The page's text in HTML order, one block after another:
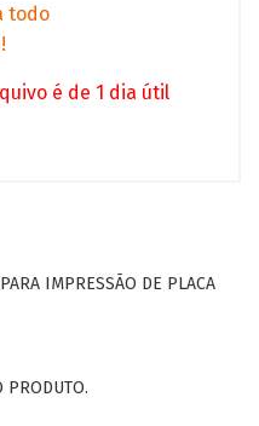
todo
é de 1 dia útil
IMPRESSÃO DE PLACA
PRODUTO.